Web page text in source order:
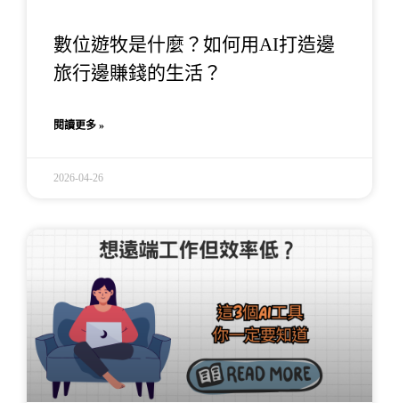
數位遊牧是什麼？如何用AI打造邊
旅行邊賺錢的生活？
閱讀更多 »
2026-04-26